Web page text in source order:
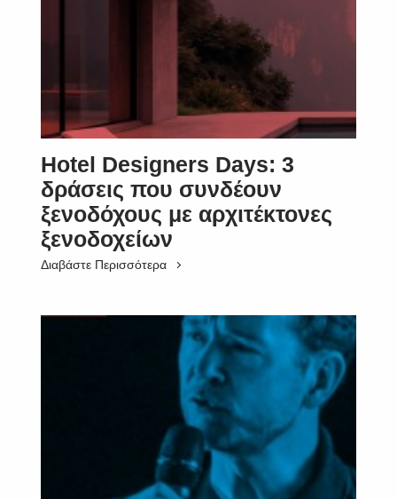
Hotel Designers Days: 3
δράσεις που συνδέουν
ξενοδόχους με αρχιτέκτονες
ξενοδοχείων
Διαβάστε Περισσότερα